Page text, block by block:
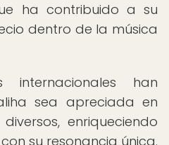
ha contribuido a su
dentro de la música
internacionales han
sea apreciada en
enriqueciendo
su resonancia única.